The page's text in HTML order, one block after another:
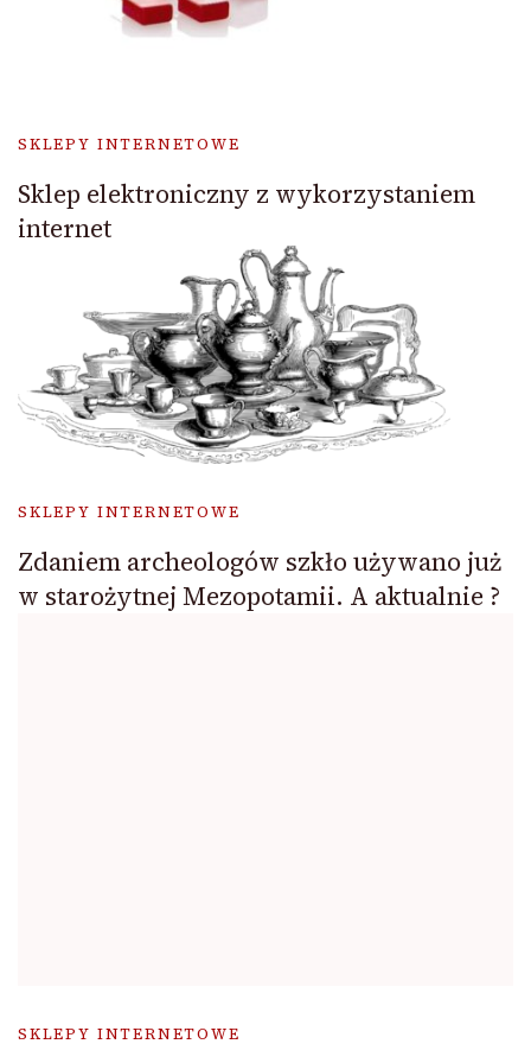
SKLEPY INTERNETOWE
Sklep elektroniczny z wykorzystaniem
internet
SKLEPY INTERNETOWE
Zdaniem archeologów szkło używano już
w starożytnej Mezopotamii. A aktualnie ?
SKLEPY INTERNETOWE